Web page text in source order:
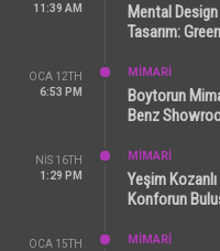
11:39 AM
Mental
Tasarım:
OCA 12TH
6:53 PM
MİMARİ
Boytorun
Benz
NIS 16TH
1:29 PM
MİMARİ
Yeşim
Konforun
OCA 15TH
MİMARİ